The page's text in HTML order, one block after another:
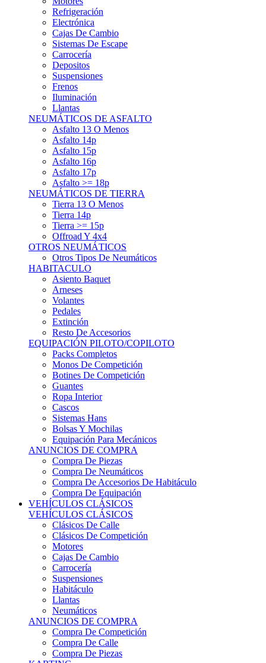
Electrónica
Cajas De Cambio
Sistemas De Escape
Carrocería
Depositos
Suspensiones
Frenos
Iluminación
Llantas
NEUMÁTICOS DE ASFALTO
Asfalto 13 O Menos
Asfalto 14p
Asfalto 15p
Asfalto 16p
Asfalto 17p
Asfalto >= 18p
NEUMÁTICOS DE TIERRA
Tierra 13 O Menos
Tierra 14p
Tierra >= 15p
Offroad Y 4x4
OTROS NEUMÁTICOS
Otros Tipos De Neumáticos
HABITACULO
Asiento Baquet
Arneses
Volantes
Pedales
Extinción
Resto De Accesorios
EQUIPACIÓN PILOTO/COPILOTO
Packs Completos
Monos De Competición
Botines De Competición
Guantes
Ropa Interior
Cascos
Sistemas Hans
Bolsas Y Mochilas
Equipación Para Mecánicos
ANUNCIOS DE COMPRA
Compra De Piezas
Compra De Neumáticos
Compra De Accesorios De Habitáculo
Compra De Equipación
VEHÍCULOS CLÁSICOS
VEHÍCULOS CLÁSICOS
Clásicos De Calle
Clásicos De Competición
Motores
Cajas De Cambio
Carrocería
Suspensiones
Habitáculo
Llantas
Neumáticos
ANUNCIOS DE COMPRA
Compra De Competición
Compra De Calle
Compra De Piezas
KARTING
KARTING